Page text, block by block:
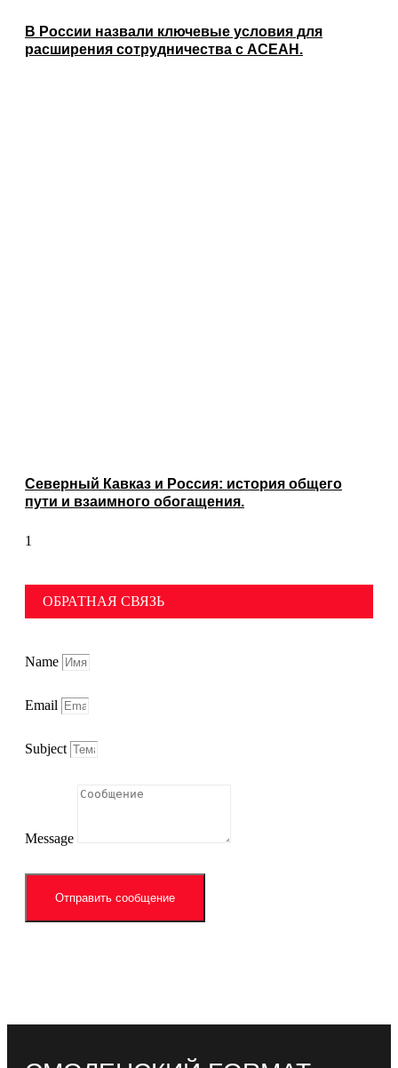
В России назвали ключевые условия для
расширения сотрудничества с АСЕАН.
Северный Кавказ и Россия: история общего
пути и взаимного обогащения.
ОБРАТНАЯ СВЯЗЬ
Name
Email
Subject
Message
Отправить сообщение